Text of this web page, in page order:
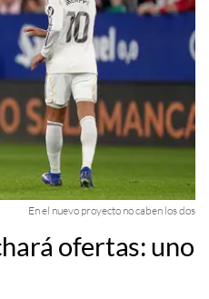
En el nuevo proyecto no caben los dos
ofertas: uno